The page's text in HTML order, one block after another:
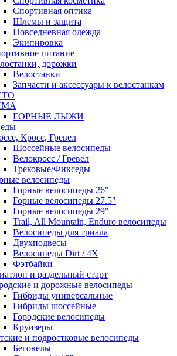
Спортивная оптика
Шлемы и защита
Повседневная одежда
Экипировка
питание
дорожки
Велостанки
Запчасти и аксессуары к велостанкам
ГОРНЫЕ ЛЫЖИ
Кросс, Гревел
Шоссейные велосипеды
Велокросс / Гревел
Трековые/Фикседы
велосипеды
Горные велосипеды 26"
Горные велосипеды 27.5"
Горные велосипеды 29"
Trail, All Mountain, Enduro велосипеды
Велосипеды для триала
Двухподвесы
Велосипеды Dirt / 4X
Фэтбайки
и раздельный старт
и дорожные велосипеды
Гибриды универсальные
Гибриды шоссейные
Городские велосипеды
Круизеры
и подростковые велосипеды
Беговелы